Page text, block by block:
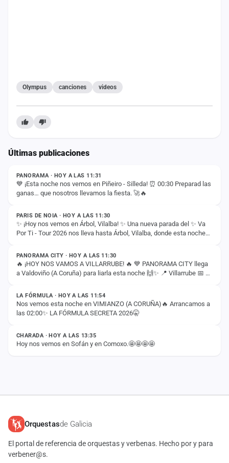
Olympus canciones videos
Últimas publicaciones
ESTADO
PANORAMA · HOY A LAS 11:31
💙 ¡Esta noche nos vemos en Piñeiro - Silleda! ⏰ 00:30 Preparad las
ganas… que nosotros llevamos la fiesta. 🚀🔥
ESTADO
PARIS DE NOIA · HOY A LAS 11:30
✨ ¡Hoy nos vemos en Árbol, Vilalba! ✨ Una nueva parada del ✨ Va
Por Ti - Tour 2026 nos lleva hasta Árbol, Vilalba, donde esta noche
ESTADO
PANORAMA CITY · HOY A LAS 11:30
🔥 ¡HOY NOS VAMOS A VILLARRUBE! 🔥 💙 PANORAMA CITY llega
a Valdoviño (A Coruña) para liarla esta noche 🙌✨ 📍 Villarrube 📅 8
ESTADO
LA FÓRMULA · HOY A LAS 11:54
Nos vemos esta noche en VIMIANZO (A CORUÑA)🔥 Arrancamos a
las 02:00✨ LA FÓRMULA SECRETA 2026🤫
ESTADO
CHARADA · HOY A LAS 13:35
Hoy nos vemos en Sofán y en Comoxo.🤩🤩🤩🤩
Orquestasde Galicia
El portal de referencia de orquestas y verbenas. Hecho por y para
verbener@s.